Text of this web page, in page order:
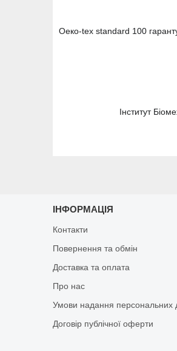
Оеко-tex standard 100
Інститут
ІНФОРМАЦІЯ
Контакти
Повернення та обмін
Доставка та оплата
Про нас
Умови надання персональних
Договір публічної оферти